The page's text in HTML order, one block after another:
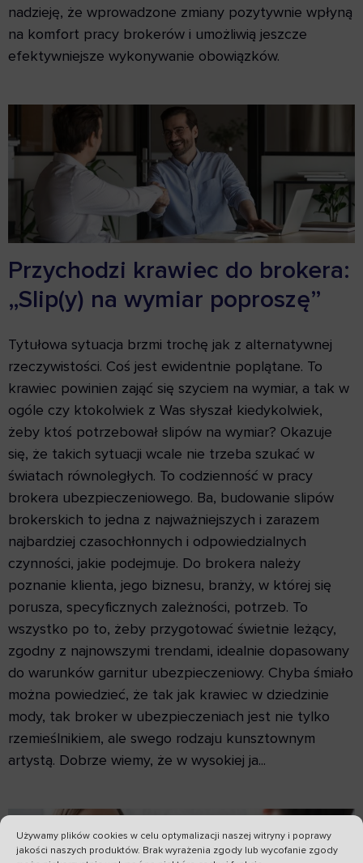
Używamy plików cookies w celu optymalizacji naszej witryny i poprawy
jakości naszych produktów. Brak wyrażenia zgody lub wycofanie zgody
nadzieję, że wprowadzone zmiany pozytywnie wpłyną
na komfort pracy brokerów i umożliwią jeszcze
efektywniejsze wykonywanie obowiązków.
Przychodzi krawiec do brokera:
„Slip(y) na wymiar poproszę”
Tytułowa sytuacja brzmi trochę jak z alternatywnej
rzeczywistości. Coś jest ewidentnie poplątane. To
krawiec powinien zająć się szyciem na wymiar, a tak w
ogóle czy ktokolwiek z Was słyszał kiedykolwiek,
żeby ktoś potrzebował slipów na wymiar? Okazuje
się, że takich sytuacji wcale nie trzeba szukać w
światach równoległych. To codzienność w pracy
brokera ubezpieczeniowego. Ba, budowanie slipów
brokerskich to jedna z najważniejszych i zarazem
najbardziej czasochłonnych i odpowiedzialnych
czynności, jakie podejmuje. Do brokera należy
poznanie klienta, jego biznesu, branży, w której się
porusza, specyficznych zależności, potrzeb. To
wszystko po to, żeby przygotować świetnie leżący,
zgodny z najnowszymi trendami, idealnie dopasowany
do warunków garnitur ubezpieczeniowy. Chyba śmiało
można powiedzieć, że tak jak krawiec w dziedzinie
mody, tak broker w ubezpieczeniach jest nie tylko
rzemieślnikiem, ale swego rodzaju kunsztownym
artystą. Dobrze wiemy, że w wysokiej ja...